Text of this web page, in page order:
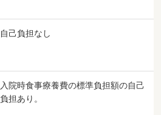
自己負担なし
入院時食事療養費の標準負担額の自己
負担あり。